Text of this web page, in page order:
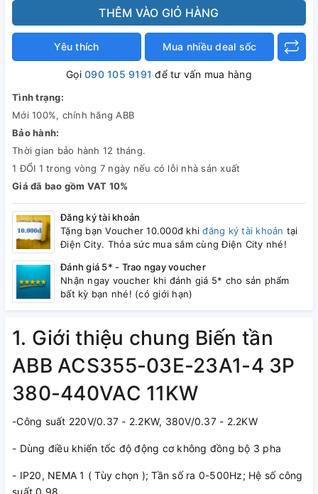
THÊM VÀO GIỎ HÀNG
Yêu thích Mua nhiều deal sốc
Gọi090 105 9191 để tư vấn mua hàng
Tình trạng:
Mới 100%, chính hãng ABB
Bảo hành:
Thời gian bảo hành 12 tháng.
1 ĐỔI 1 trong vòng 7 ngày nếu có lỗi nhà sản xuất
Giá đã bao gồm VAT 10%
Đăng ký tài khoản
Tặng bạn Voucher 10.000đ khiđăng ký tài khoản tại
Điện City. Thỏa sức mua sắm cùng Điện City nhé!
Đánh giá 5* - Trao ngay voucher
Nhận ngay voucher khi đánh giá 5* cho sản phẩm
bất kỳ bạn nhé! (có giới hạn)
1. Giới thiệu chung Biến tần
ABB ACS355-03E-23A1-4 3P
380-440VAC 11KW
-Công suất 220V/0.37 - 2.2KW, 380V/0.37 - 2.2KW
- Dùng điều khiển tốc độ động cơ không đồng bộ 3 pha
- IP20, NEMA 1 ( Tùy chọn ); Tần số ra 0-500Hz; Hệ số công
suất 0.98